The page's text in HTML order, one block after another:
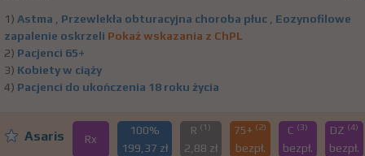
1) Astma , Przewlekła obturacyjna choroba płuc , Eozynofilowe
zapalenie oskrzeli Pokaż wskazania z ChPL
2) Pacjenci 65+
3) Kobiety w ciąży
4) Pacjenci do ukończenia 18 roku życia
Asaris Rx
100%
199,37 zł
R (1)
2,88 zł
75+ (2)
bezpł.
C (3)
bezpł.
DZ (4)
bezpł.